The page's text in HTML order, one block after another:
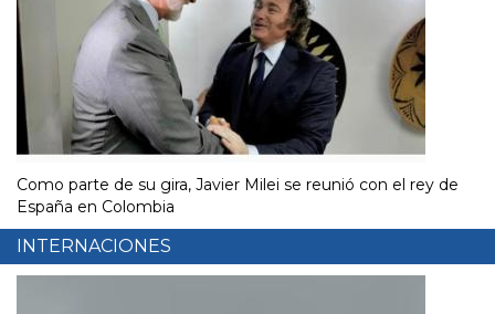
Como parte de su gira, Javier Milei se reunió con el rey de
España en Colombia
INTERNACIONES